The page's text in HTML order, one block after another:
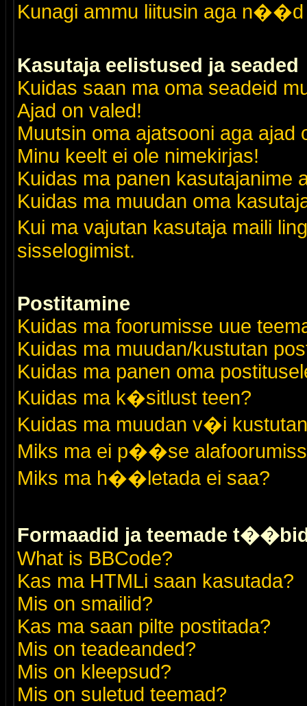
Kunagi ammu liitusin aga n��d
Kasutaja eelistused ja seaded
Kuidas saan ma oma seadeid
Ajad on valed!
Muutsin oma ajatsooni aga ajad
Minu keelt ei ole nimekirjas!
Kuidas ma panen kasutajanime
Kuidas ma muudan oma
Kui ma vajutan kasutaja maili
sisselogimist.
Postitamine
Kuidas ma foorumisse uue
Kuidas ma muudan/kustutan
Kuidas ma panen oma
Kuidas ma k�sitlust teen?
Kuidas ma muudan v�i
Miks ma ei p��se
Miks ma h��letada ei saa?
Formaadid ja teemade
What is BBCode?
Kas ma HTMLi saan kasutada?
Mis on smailid?
Kas ma saan pilte postitada?
Mis on teadeanded?
Mis on kleepsud?
Mis on suletud teemad?